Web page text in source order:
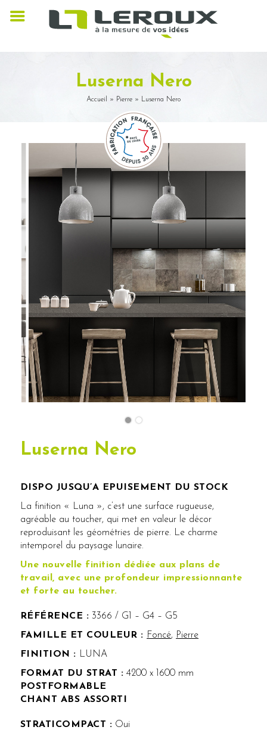
Luserna Nero
Accueil » Pierre » Luserna Nero
Luserna Nero
DISPO JUSQU’A EPUISEMENT DU STOCK
La finition « Luna », c’est une surface rugueuse,
agréable au toucher, qui met en valeur le décor
reproduisant les géométries de pierre. Le charme
intemporel du paysage lunaire.
Une nouvelle finition dédiée aux plans de
travail, avec une profondeur impressionnante
et forte au toucher.
RÉFÉRENCE : 3366 / G1 – G4 – G5
Foncé, Pierre
FINITION : LUNA
FORMAT DU STRAT : 4200 x 1600 mm
POSTFORMABLE
CHANT ABS ASSORTI
STRATICOMPACT : Oui